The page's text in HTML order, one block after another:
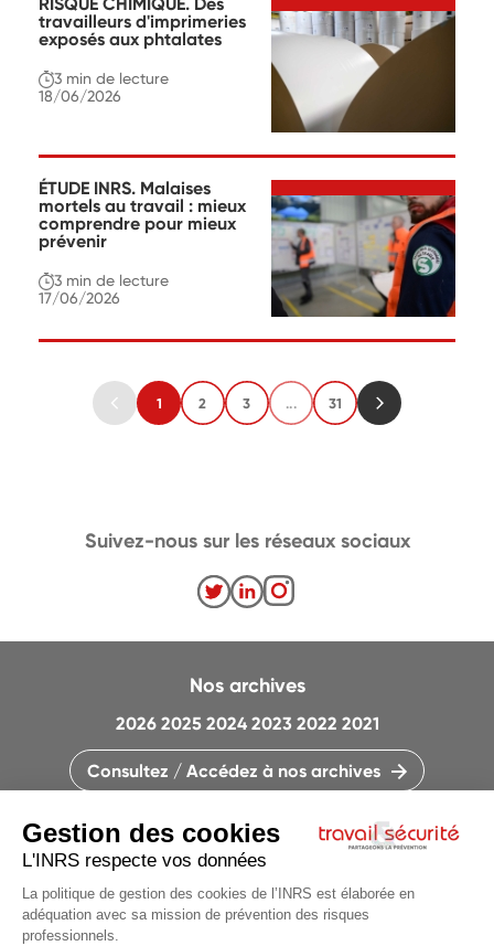
travailleurs d'imprimeries
exposés aux phtalates
3 minde lecture
18/06/2026
ÉTUDE INRS. Malaises
mortels au travail : mieux
comprendre pour mieux
prévenir
3 minde lecture
17/06/2026
1 2 3 ... 31
CONTACTEZ LA RÉDACTION
QUI SOMMES-NOUS ?
Nos archives
2026 2025 2024 2023 2022 2021
Consultez / Accédez à nos archives
Suivez-nous sur les réseaux sociaux